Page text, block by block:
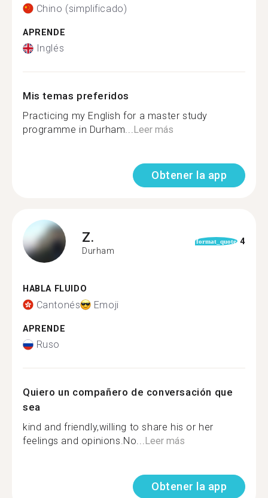
Chino (simplificado)
APRENDE
Inglés
Mis temas preferidos
Practicing my English for a master study
programme in Durham...Leer más
Obtener la app
Z.
Durham
format_quote 4
HABLA FLUIDO
Cantonés Emoji
APRENDE
Ruso
Quiero un compañero de conversación que
sea
kind and friendly,willing to share his or her
feelings and opinions.No...Leer más
Obtener la app